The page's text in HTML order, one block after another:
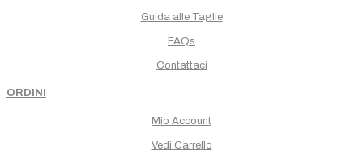
Guida alle Taglie
FAQs
Contattaci
ORDINI
Mio Account
Vedi Carrello